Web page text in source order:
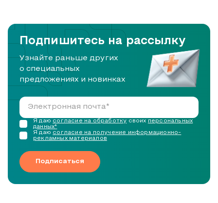
Подпишитесь на рассылку
Узнайте раньше других
о специальных
предложениях и новинках
Подписаться
Я даю согласие на обработку своих персональных
данных*
Я даю согласие на получение информационно-
рекламных материалов